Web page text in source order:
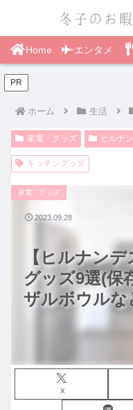
Home エンタメ
PR
ホーム 生活
家電・グッズ ヒルナ
キッチングッズ
【ヒルナン
グッズ9選(保
ザルボウルな
家電・グッズ
X
2023.09.28